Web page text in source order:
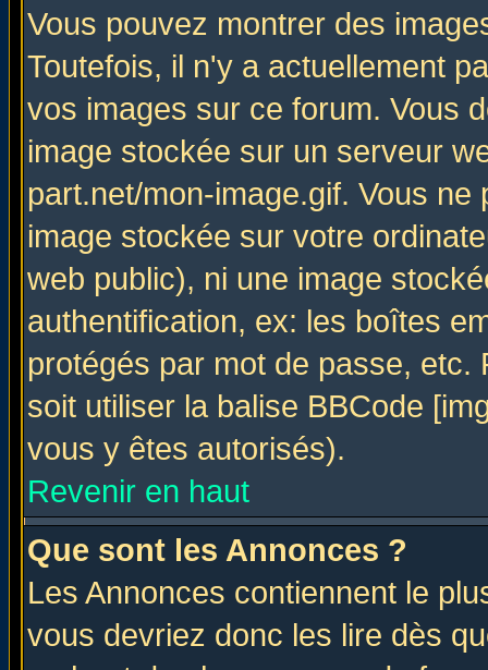
Vous pouvez montrer des
Toutefois, il n'y a actuellement
vos images sur ce forum. Vous
image stockée sur un serveur
part.net/mon-image.gif. Vous
image stockée sur votre
web public), ni une image
authentification, ex: les boîtes
protégés par mot de passe,
soit utiliser la balise BBCode
vous y êtes autorisés).
Revenir en haut
Que sont les Annonces ?
Les Annonces contiennent le
vous devriez donc les lire dès